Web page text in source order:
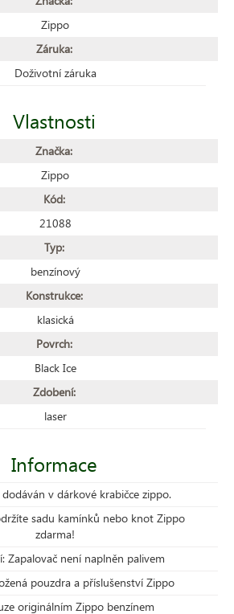
Zippo
Záruka:
Doživotní záruka
Vlastnosti
Značka:
Zippo
Kód:
21088
Typ:
benzínový
Konstrukce:
klasická
Povrch:
Black Ice
Zdobení:
laser
Informace
v dárkové krabičce zippo.
sadu kamínků nebo knot Zippo
zdarma!
Zapalovač není naplněn palivem
pouzdra a příslušenství Zippo
originálním Zippo benzínem